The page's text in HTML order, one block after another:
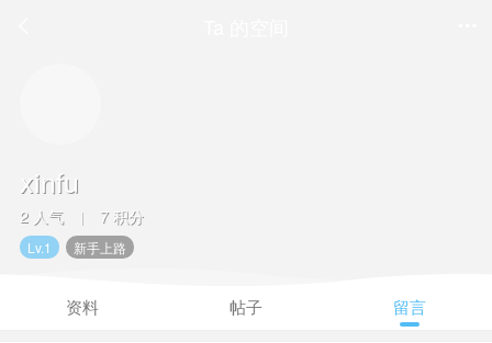
xinfu
2 人气 | 7 积分
Lv.1 新手上路
资料 帖子 留言